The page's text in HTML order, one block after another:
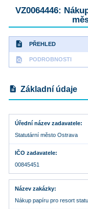
VZ0064446:
description PŘEHLED
find_in_page PODROBNOSTI
description Základní údaje
Úřední název zadavatele
Statutární město Ostrava
IČO zadavatele
00845451
Název zakázky
Nákup papíru pro resort